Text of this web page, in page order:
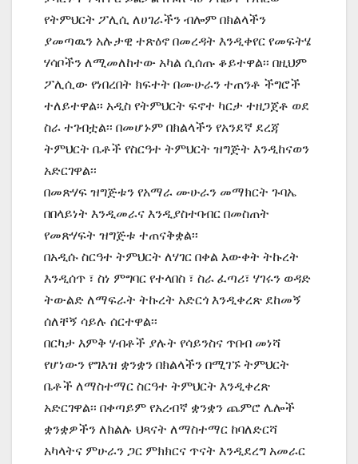
የትምህርት ፖሊሲ ለሀገራችን ብሎም በክልላችን
ያመጣዉን አሉታዊ ተጽዕኖ በመረዳት እንዲቀየር የመፍትሄ
ሃሳቦችን ለሚመለከተው አካል ሲሰጡ ቆይተዋል፡፡ በዚህም
ፖሊሲው የነበረበት ክፍተት በሙሁራን ተጠንቶ ችግሮች
ተለይተዋል፡፡ አዲስ የትምህርት ፍኖተ ካርታ ተዘጋጀቶ ወደ
ስራ ተገብቷል፡፡ በመሆኑም በክልላችን የአንደኛ ደረጃ
ትምህርት ቤቶች የስርዓተ ትምህርት ዝግጅት እንዲከናወን
አድርገዋል፡፡
በመጽሃፍ ዝግጅቱን የአማራ ሙሁራን መማክርት ጉባኤ
በበላይነት እንዲመራና እንዲያስተባብር በመስጠት
የመጽሃፍት ዝግጅቱ ተጠናቅቋል፡፡
በአዲሱ ስርዓተ ትምህርት ለሃገር በቀል እውቀት ትኩረት
እንዲሰጥ ፣ ስነ ምግባር የተላበስ ፣ ስራ ፈጣሪ፣ ሃገሩን ወዳድ
ትውልድ ለማፍራት ትኩረት አድርጎ እንዲቀረጽ ደከመኝ
ሰለቸኝ ሳይሉ ሰርተዋል፡፡
በርካታ እምቅ ሃብቶች ያሉት የሳይንስና ጥበብ መነሻ
የሆነውን የግእዝ ቋንቋን በክልላችን በሚገኙ ትምህርት
ቤቶች ለማስተማር ስርዓተ ትምህርት እንዲቀረጽ
አድርገዋል፡፡ በቀጣይም የአረብኛ ቋንቋን ጨምሮ ሌሎች
ቋንቋዎችን ለክልሉ ህጻናት ለማስተማር ከባለድርሻ
አካላትና ምሁራን ጋር ምክክርና ጥናት እንዲደረግ አመራር